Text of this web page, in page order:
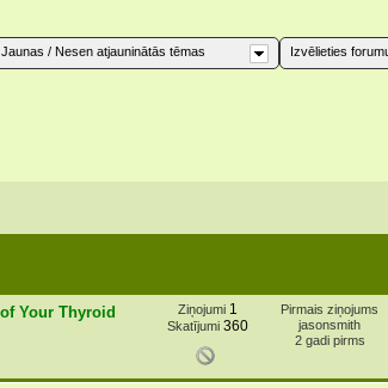
Izvēlieties
Jaunas / Nesen atjauninātās tēmas
Your Thyroid
Pirmais ziņojums
jasonsmith
2 gadi pirms
Ziņojumi 1
Skatījumi360